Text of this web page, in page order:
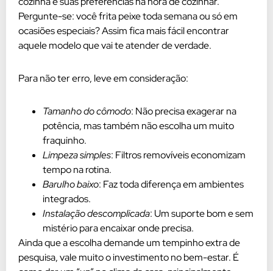
Pergunte-se: você frita peixe toda semana ou só em
ocasiões especiais? Assim fica mais fácil encontrar
aquele modelo que vai te atender de verdade.
Para não ter erro, leve em consideração:
Tamanho do cômodo: Não precisa exagerar na
potência, mas também não escolha um muito
fraquinho.
Limpeza simples: Filtros removíveis economizam
tempo na rotina.
Barulho baixo: Faz toda diferença em ambientes
integrados.
Instalação descomplicada: Um suporte bom e sem
mistério para encaixar onde precisa.
Ainda que a escolha demande um tempinho extra de
pesquisa, vale muito o investimento no bem-estar. É